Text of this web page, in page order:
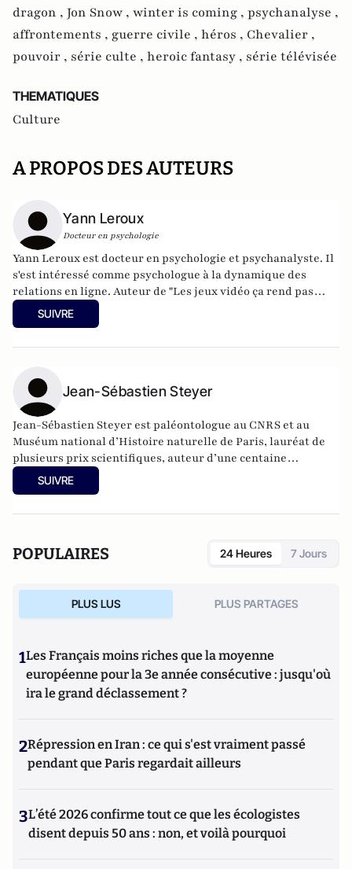
dragon , Jon Snow , winter is coming , psychanalyse ,
affrontements , guerre civile , héros , Chevalier ,
pouvoir , série culte , heroic fantasy , série télévisée
THEMATIQUES
Culture
A PROPOS DES AUTEURS
Yann Leroux
Docteur en psychologie
Yann Leroux est docteur en psychologie et psychanalyste. Il
s'est intéressé comme psychologue à la dynamique des
relations en ligne. Auteur de "Les jeux vidéo ça rend pas
idiot" et "Mon psy sur internet" éditions fyp tient le blog
psyetgeek.
SUIVRE
Jean-Sébastien Steyer
Jean-Sébastien Steyer est paléontologue au CNRS et au
Muséum national d’Histoire naturelle de Paris, lauréat de
plusieurs prix scientifiques, auteur d’une centaine
d’articles de recherche et d’une douzaine d’ouvrages
grand public, le jour. La nuit, « mestre Steyer » de la
SUIVRE
POPULAIRES 24 Heures 7 Jours
PLUS LUS PLUS PARTAGES
1Les Français moins riches que la moyenne
européenne pour la 3e année consécutive : jusqu'où
ira le grand déclassement ?
2Répression en Iran : ce qui s'est vraiment passé
pendant que Paris regardait ailleurs
3L’été 2026 confirme tout ce que les écologistes
disent depuis 50 ans : non, et voilà pourquoi